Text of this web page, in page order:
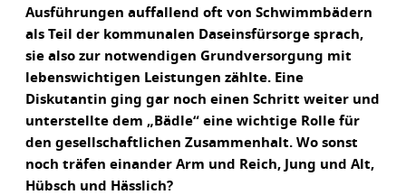
Ausführungen auffallend oft von Schwimmbädern
als Teil der kommunalen Daseinsfürsorge sprach,
sie also zur notwendigen Grundversorgung mit
lebenswichtigen Leistungen zählte. Eine
Diskutantin ging gar noch einen Schritt weiter und
unterstellte dem „Bädle“ eine wichtige Rolle für
den gesellschaftlichen Zusammenhalt. Wo sonst
noch träfen einander Arm und Reich, Jung und Alt,
Hübsch und Hässlich?